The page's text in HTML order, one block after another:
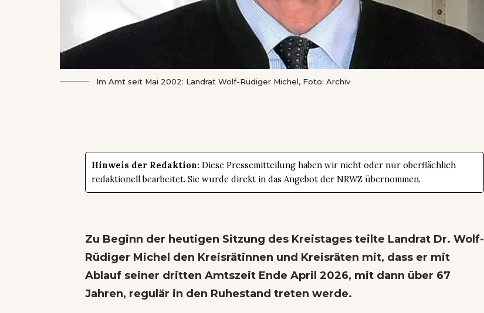
Im Amt seit Mai 2002: Landrat Wolf-Rüdiger Michel, Foto: Archiv
Hinweis der Redaktion: Diese Pressemitteilung haben wir nicht oder nur oberflächlich
redaktionell bearbeitet. Sie wurde direkt in das Angebot der NRWZ übernommen.
Zu Beginn der heutigen Sitzung des Kreistages teilte Landrat Dr. Wolf-
Rüdiger Michel den Kreisrätinnen und Kreisräten mit, dass er mit
Ablauf seiner dritten Amtszeit Ende April 2026, mit dann über 67
Jahren, regulär in den Ruhestand treten werde.